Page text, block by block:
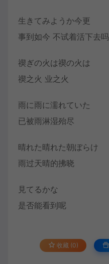
生きてみようか今更
事到如今 不试着活下去吗
禊ぎの火は禊の火は
禊之火 业之火
雨に雨に濡れていた
已被雨淋湿殆尽
晴れた晴れた朝ぼらけ
雨过天晴的拂晓
見てるかな
是否能看到呢
收藏 (0)